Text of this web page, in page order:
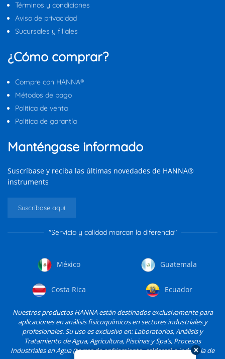
Términos y condiciones
Aviso de privacidad
Sucursales y filiales
¿Cómo comprar?
Compre con HANNA®
Métodos de pago
Política de venta
Política de garantía
Manténgase informado
Suscríbase y reciba las últimas novedades de HANNA®
instruments
Suscríbase aquí
"Servicio y calidad marcan la diferencia"
México Guatemala
Costa Rica Ecuador
Nuestros productos HANNA están destinados exclusivamente para
aplicaciones en análisis fisicoquímicos en sectores industriales y
profesionales. Su uso es exclusivo en: Laboratorios, Análisis y
Tratamiento de Agua, Agricultura, Piscinas y Spa’s, Procesos
Industriales en Agua (torres de enfriamiento, calderas) e Industria de